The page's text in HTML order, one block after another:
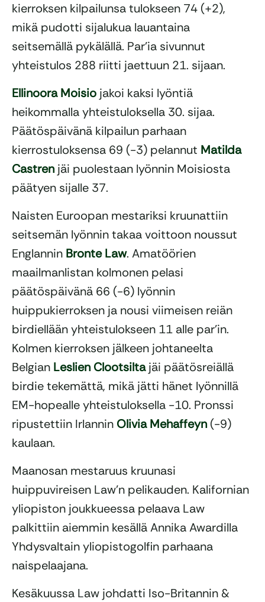
kierroksen kilpailunsa tulokseen 74 (+2),
mikä pudotti sijalukua lauantaina
seitsemällä pykälällä. Par’ia sivunnut
yhteistulos 288 riitti jaettuun 21. sijaan.
Ellinoora Moisio jakoi kaksi lyöntiä
heikommalla yhteistuloksella 30. sijaa.
Päätöspäivänä kilpailun parhaan
kierrostuloksensa 69 (-3) pelannut Matilda
Castrenjäi puolestaan lyönnin Moisiosta
päätyen sijalle 37.
Naisten Euroopan mestariksi kruunattiin
seitsemän lyönnin takaa voittoon noussut
Englannin Bronte Law. Amatöörien
maailmanlistan kolmonen pelasi
päätöspäivänä 66 (-6) lyönnin
huippukierroksen ja nousi viimeisen reiän
birdiellään yhteistulokseen 11 alle par’in.
Kolmen kierroksen jälkeen johtaneelta
Belgian Leslien Clootsiltajäi päätösreiällä
birdie tekemättä, mikä jätti hänet lyönnillä
EM-hopealle yhteistuloksella -10. Pronssi
ripustettiin Irlannin Olivia Mehaffeyn(-9)
kaulaan.
Maanosan mestaruus kruunasi
huippuvireisen Law’n pelikauden. Kalifornian
yliopiston joukkueessa pelaava Law
palkittiin aiemmin kesällä Annika Awardilla
Yhdysvaltain yliopistogolfin parhaana
naispelaajana.
Kesäkuussa Law johdatti Iso-Britannin &